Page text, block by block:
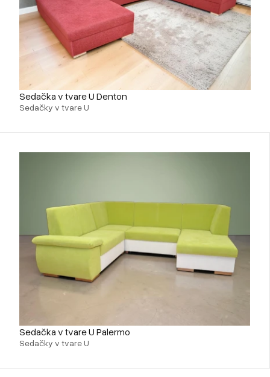
Sedačka v tvare U Denton
Sedačky v tvare U
Sedačka v tvare U Palermo
Sedačky v tvare U